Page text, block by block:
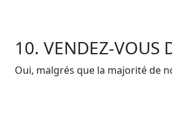
10. VENDEZ-VOUS
Oui, malgrés que la majorité de